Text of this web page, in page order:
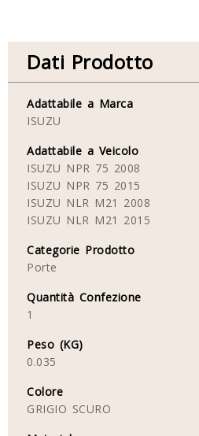
Dati Prodotto
Adattabile a Marca
ISUZU
Adattabile a Veicolo
ISUZU NPR 75 2008
ISUZU NPR 75 2015
ISUZU NLR M21 2008
ISUZU NLR M21 2015
Categorie Prodotto
Porte
Quantità Confezione
1
Peso (KG)
0.035
Colore
GRIGIO SCURO